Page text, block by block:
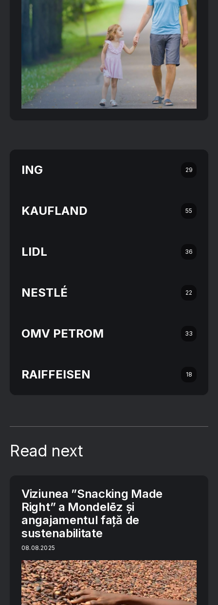
ING 29
KAUFLAND 55
LIDL 36
NESTLÉ 22
OMV PETROM 33
RAIFFEISEN 18
Read next
Viziunea ”Snacking Made
Right” a Mondelēz și
angajamentul față de
sustenabilitate
08.08.2025